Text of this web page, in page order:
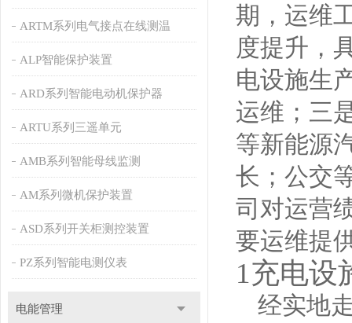
ARTM系列电气接点在线测温
ALP智能保护装置
ARD系列智能电动机保护器
ARTU系列三遥单元
AMB系列智能母线监测
AM系列微机保护装置
ASD系列开关柜测控装置
PZ系列智能电测仪表
电能管理
期，运维
度提升，
电设施生
运维；三
等新能源
长；公交
司对运营
要运维提
1充电设
经实地